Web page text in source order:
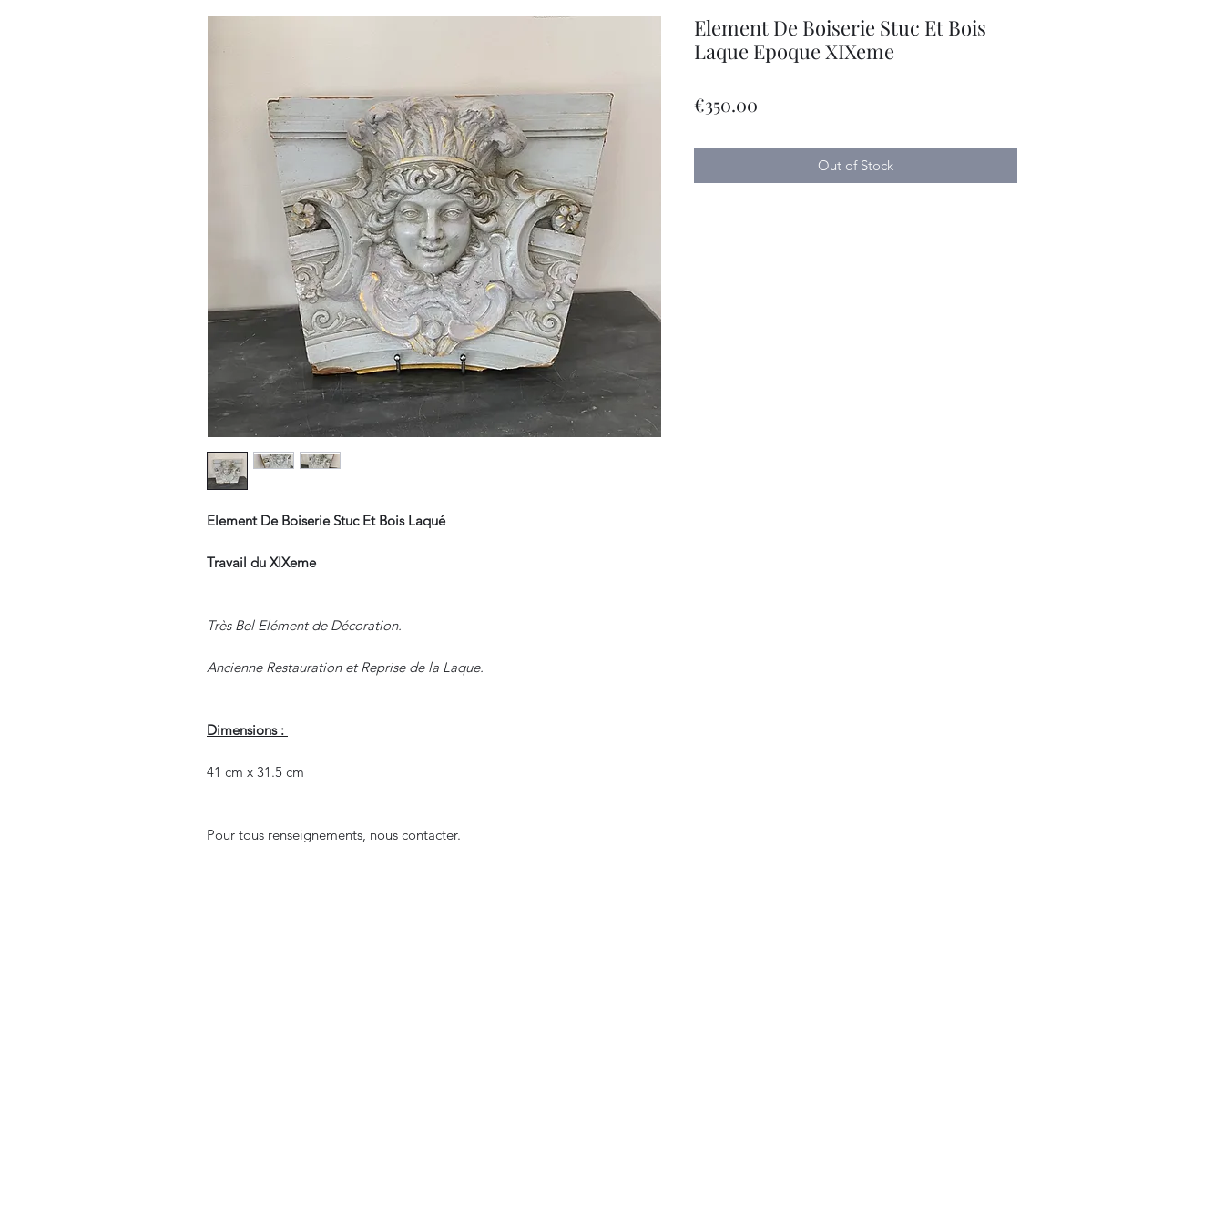
Element De Boiserie Stuc Et Bois Laqué
Travail du XIXeme
Très Bel Elément de Décoration.
Ancienne Restauration et Reprise de la Laque.
Dimensions :
41 cm x 31.5 cm
Pour tous renseignements, nous contacter.
Element De Boiserie Stuc Et Bois
Laque Epoque XIXeme
€350.00
Out of Stock